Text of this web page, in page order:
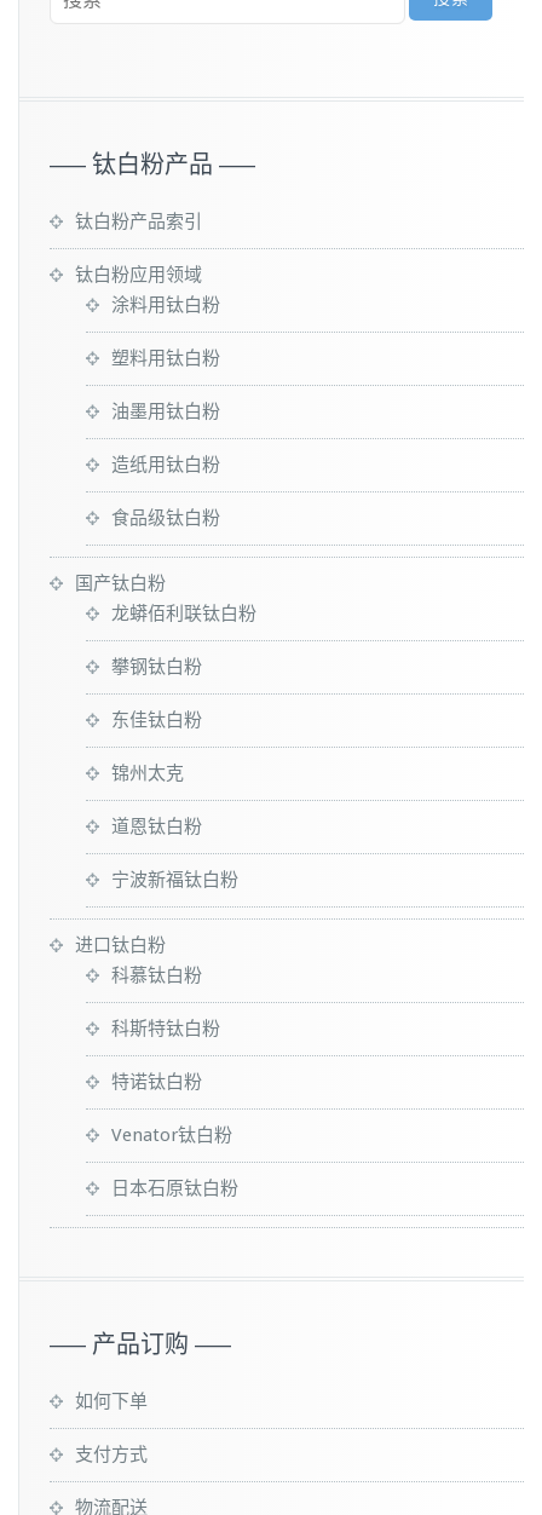
—– 钛白粉产品 —–
钛白粉产品索引
钛白粉应用领域
涂料用钛白粉
塑料用钛白粉
油墨用钛白粉
造纸用钛白粉
食品级钛白粉
国产钛白粉
龙蟒佰利联钛白粉
攀钢钛白粉
东佳钛白粉
锦州太克
道恩钛白粉
宁波新福钛白粉
进口钛白粉
科慕钛白粉
科斯特钛白粉
特诺钛白粉
Venator钛白粉
日本石原钛白粉
—– 产品订购 —–
如何下单
支付方式
物流配送